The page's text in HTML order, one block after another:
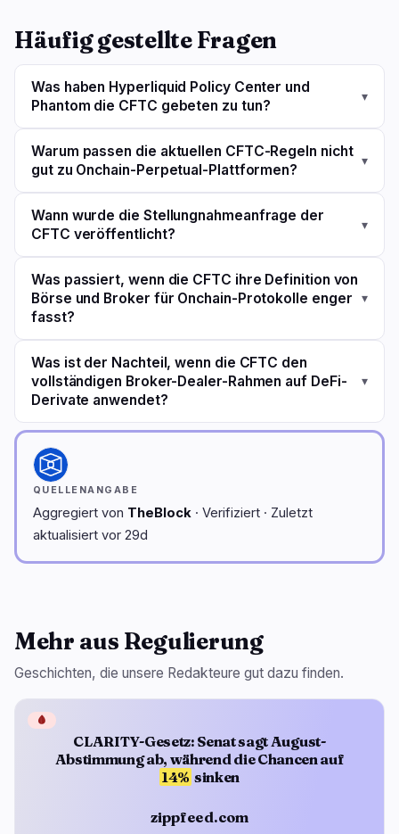
Häufig gestellte Fragen
Was haben Hyperliquid Policy Center und
Phantom die CFTC gebeten zu tun?
▾
Warum passen die aktuellen CFTC-Regeln nicht
gut zu Onchain-Perpetual-Plattformen?
▾
Wann wurde die Stellungnahmeanfrage der
CFTC veröffentlicht?
▾
Was passiert, wenn die CFTC ihre Definition von
Börse und Broker für Onchain-Protokolle enger
fasst?
▾
Was ist der Nachteil, wenn die CFTC den
vollständigen Broker-Dealer-Rahmen auf DeFi-
Derivate anwendet?
▾
QUELLENANGABE
Aggregiert von TheBlock · Verifiziert · Zuletzt
aktualisiert vor 29d
Mehr aus Regulierung
Geschichten, die unsere Redakteure gut dazu finden.
CLARITY-Gesetz: Senat sagt August-
Abstimmung ab, während die Chancen auf
14% sinken
zippfeed.com
🩸